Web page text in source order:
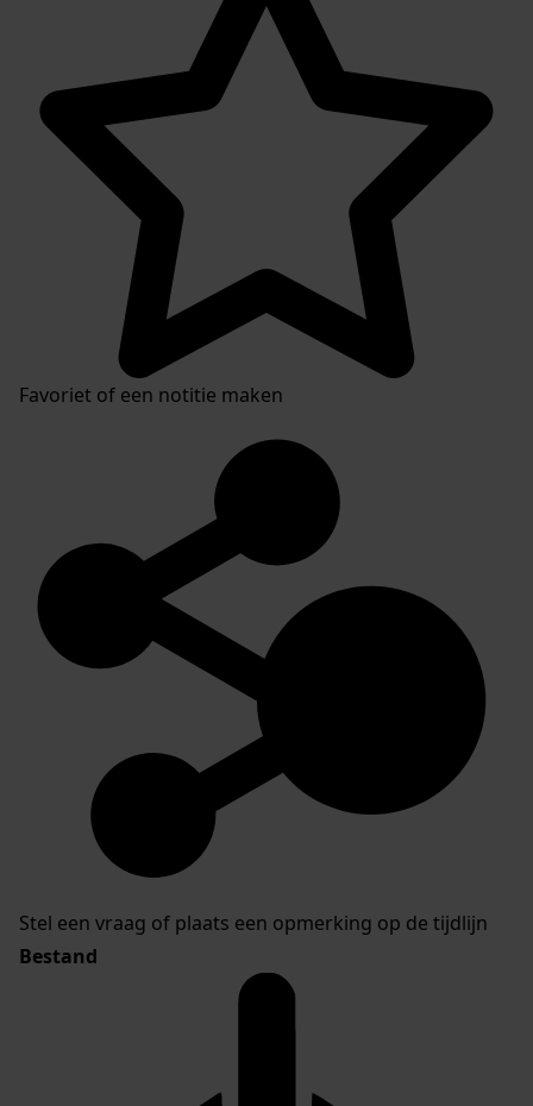
Favoriet of een notitie maken
Stel een vraag of plaats een opmerking op de tijdlijn
Bestand